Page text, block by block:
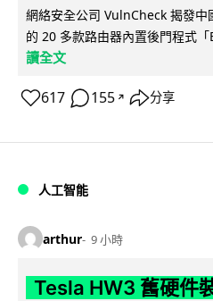
網絡安全公司 VulnCheck 揭發
的 20 多款路由器內置後門程式
讀全文
617 155 ↗ 分享
人工智能
arthur 9 小時
Tesla HW3 舊硬件